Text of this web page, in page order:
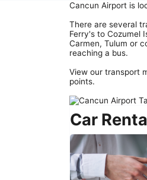
Аэропорт Канкуна удобно
автобусов, автобусов и такси.
Трансферы из аэропорта
Такси аэропорта Канкуна
автобусов
Car Rental
Лимузин транспорт
Общий шаттл
Внутренние прибытия
Купить билеты
Стыковочные рейсы
Справочник
Международный терминал
Карты терминалов
И в инете
Шкафчики
Чрезвычайная ситуация
Магазины беспошлинной
Обмен денег
Парковка
Советы
Нет/Не требуется виза для
Иммиграция
Погода в Канкуне
Информационный
Cancun Airport is
There are several
Ferry's to Cozumel
Carmen, Tulum or
reaching a bus.
View our transport
points.
Car